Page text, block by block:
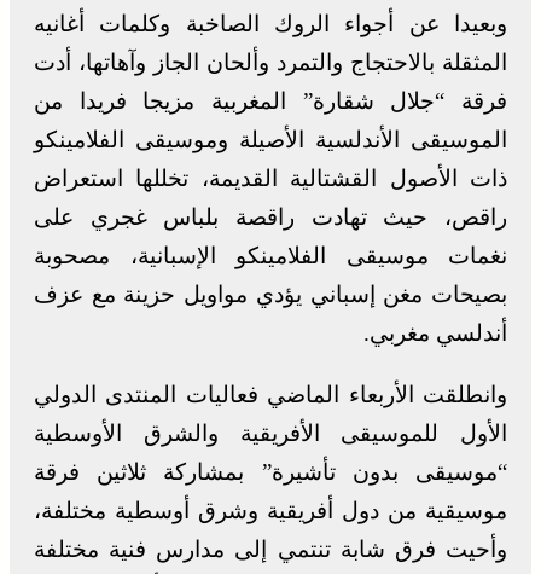
وبعيدا عن أجواء الروك الصاخبة وكلمات أغانيه
المثقلة بالاحتجاج والتمرد وألحان الجاز وآهاتها، أدت
فرقة “جلال شقارة” المغربية مزيجا فريدا من
الموسيقى الأندلسية الأصيلة وموسيقى الفلامينكو
ذات الأصول القشتالية القديمة، تخللها استعراض
راقص، حيث تهادت راقصة بلباس غجري على
نغمات موسيقى الفلامينكو الإسبانية، مصحوبة
بصيحات مغن إسباني يؤدي مواويل حزينة مع عزف
أندلسي مغربي.
وانطلقت الأربعاء الماضي فعاليات المنتدى الدولي
الأول للموسيقى الأفريقية والشرق الأوسطية
“موسيقى بدون تأشيرة” بمشاركة ثلاثين فرقة
موسيقية من دول أفريقية وشرق أوسطية مختلفة،
وأحيت فرق شابة تنتمي إلى مدارس فنية مختلفة